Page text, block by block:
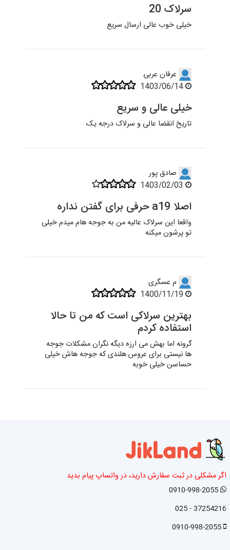
سرلاک 20
خیلی خوب عالی ارسال سریع
عرفان عربی
خیلی عالی و سریع
تاریخ انقضا عالی و سرلاک درجه یک
صادق پور
اصلا a19 حرفی برای گفتن نداره
واقعا این سرلاک عالیه من به جوجه هام میدم خیلی
تو پرشون میکنه
م عسگری
بهترین سرلاکی است که من تا حالا
استفاده کردم
گرونه اما بهش می ارزه دیگه نگران مشکلات جوجه
ها نیستی برای عروس هلندی که جوجه هاش خیلی
حساسن خیلی خوبه
اگر مشکلی در ثبت سفارش دارید، در واتساپ پیام بدید
0910-998-2055
37254216 - 025
0910-998-2055